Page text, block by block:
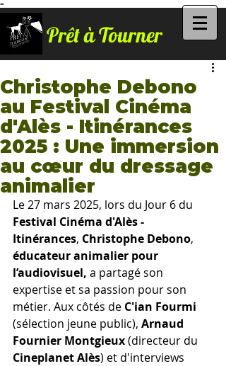
=
Prêt à Tourner
Christophe Debono
au Festival Cinéma
d'Alès - Itinérances
2025 : Une immersion
au cœur du dressage
animalier
Le 27 mars 2025, lors du Jour 6 du
Festival Cinéma d'Alès -
Itinérances, Christophe Debono,
éducateur animalier pour
l’audiovisuel, a partagé son
expertise et sa passion pour son
métier. Aux côtés de C'ian Fourmi
(sélection jeune public), Arnaud
Fournier Montgieux (directeur du
Cineplanet Alès) et d'interviews